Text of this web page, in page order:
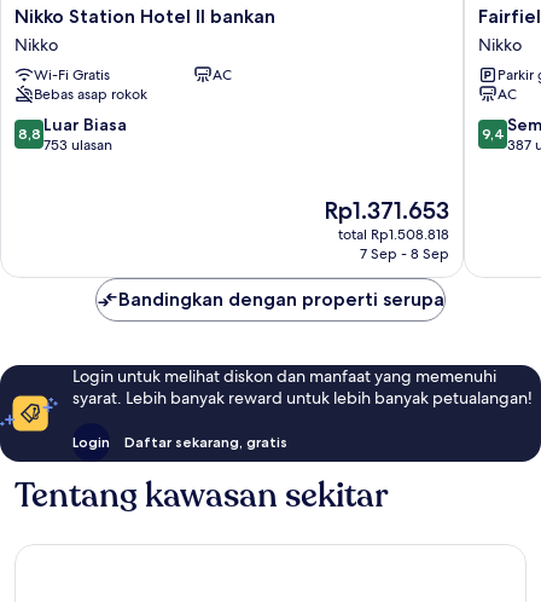
Nikko
Station
Hotel
II
bankan
Nikko
Nikko Station Hotel II bankan
Nikko
Wi-Fi Gratis
AC
Bebas asap rokok
8.8
dari
8,8 Luar Biasa
753 ulasan
Harga
sekarang
Rp1.371.653
Rp1.371.653
total Rp1.508.818
7 Sep - 8 Sep
Fairfield
by
Marriott
Tochigi
Nikko
Nikko
Nikko
Parkir
AC
9.4
dari
9,4
387
Bandingkan dengan properti serupa
Login untuk melihat diskon dan manfaat yang memenuhi
syarat. Lebih banyak reward untuk lebih banyak petualangan!
Login Daftar sekarang, gratis
Tentang kawasan sekitar